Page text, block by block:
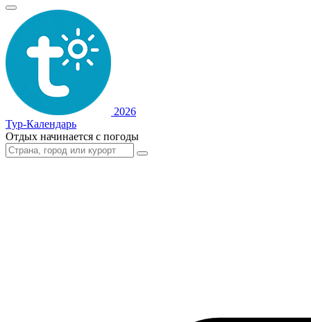
2026
Тур-Календарь
Отдых начинается с погоды